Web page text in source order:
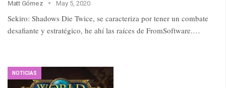
Matt Gómez May 5, 2020
Sekiro: Shadows Die Twice, se caracteriza por tener un combate
desafiante y estratégico, he ahí las raíces de FromSoftware.…
NOTICIAS